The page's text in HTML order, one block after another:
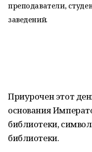
преподаватели,
заведений.
Приурочен этот
основания
библиотеки,
библиотеки.